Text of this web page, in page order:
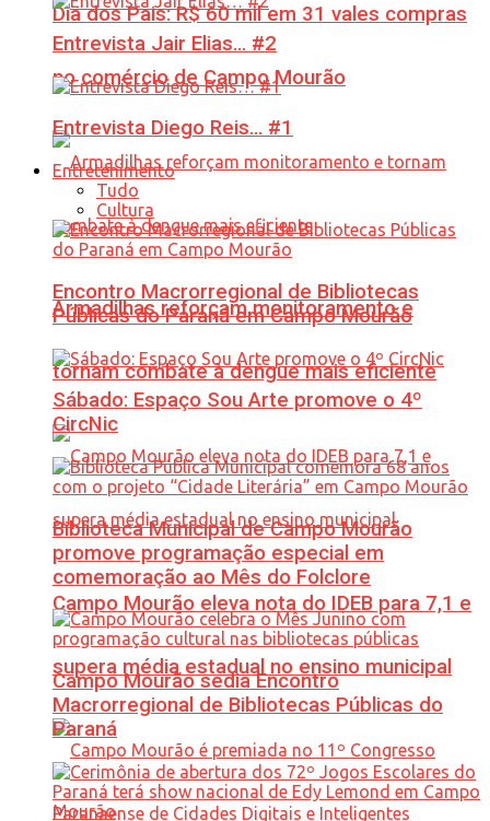
Dia dos Pais: R$ 60 mil em 31 vales compras
no comércio de Campo Mourão
Armadilhas reforçam monitoramento e
tornam combate à dengue mais eficiente
Campo Mourão eleva nota do IDEB para 7,1 e
supera média estadual no ensino municipal
Entrevista Jair Elias… #2
Entrevista Diego Reis… #1
Entretenimento
Tudo
Cultura
Encontro Macrorregional de Bibliotecas
Públicas do Paraná em Campo Mourão
Sábado: Espaço Sou Arte promove o 4º
CircNic
Biblioteca Municipal de Campo Mourão
promove programação especial em
comemoração ao Mês do Folclore
Campo Mourão sedia Encontro
Macrorregional de Bibliotecas Públicas do
Paraná